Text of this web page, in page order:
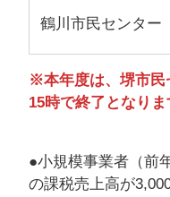
鶴川市民センター
※本年度は、堺市民
15時で終了となりま
●小規模事業者（前
の課税売上高が